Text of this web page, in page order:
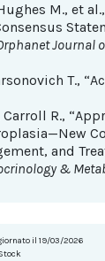
M., et
Journal
T.,
R.,
and
&
il 19/03/2026